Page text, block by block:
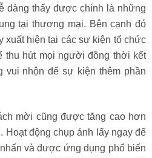
dàng thấy được chính là những
tại thương mại. Bên cạnh đó
xuất hiện tại các sự kiện tổ chức
thu hút mọi người đồng thời kết
vui nhộn để sự kiện thêm phần
mời cũng được tăng cao hơn
Hoạt động chụp ảnh lấy ngay để
và được ứng dụng phổ biến